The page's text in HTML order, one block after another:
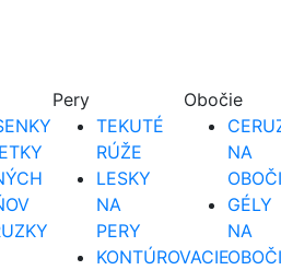
Pery
TEKUTÉ
RÚŽE
LESKY
NA
PERY
KONTÚROVACIE
Obočie
NA
GÉLY
NA